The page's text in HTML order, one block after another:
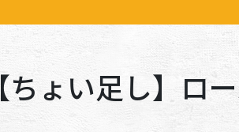
【ちょい足し】ロ